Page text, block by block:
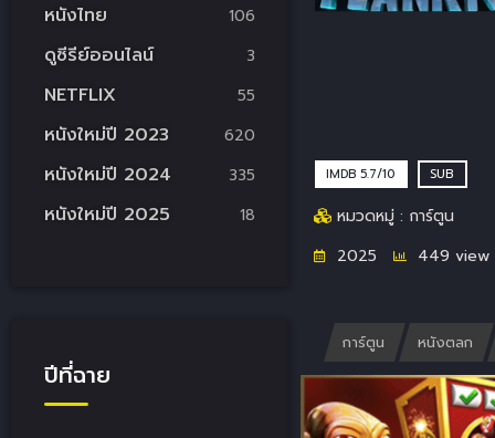
หนังไทย 106
ดูซีรีย์ออนไลน์ 3
NETFLIX 55
หนังใหม่ปี 2023 620
หนังใหม่ปี 2024 335
หนังใหม่ปี 2025 18
ปีที่ฉาย
IMDB 5.7/10 SUB
หมวดหมู่ : การ์ตูน
2025
449 view
การ์ตูน หนังตลก